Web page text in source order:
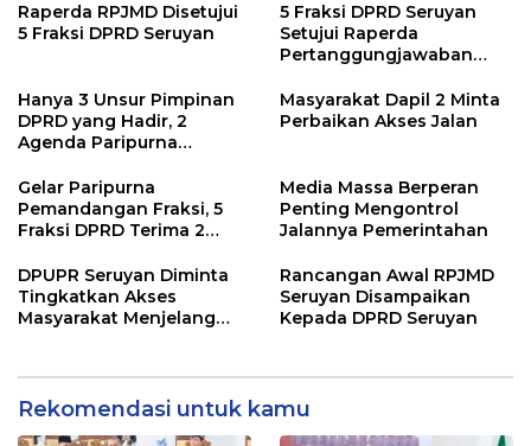
Raperda RPJMD Disetujui
5 Fraksi DPRD Seruyan
5 Fraksi DPRD Seruyan
Setujui Raperda
Pertanggungjawaban
2024
Hanya 3 Unsur Pimpinan
DPRD yang Hadir, 2
Agenda Paripurna
Masyarakat Dapil 2 Minta
Perbaikan Akses Jalan
Gelar Paripurna
Pemandangan Fraksi, 5
Fraksi DPRD Terima 2
Media Massa Berperan
Penting Mengontrol
Jalannya Pemerintahan
DPUPR Seruyan Diminta
Tingkatkan Akses
Masyarakat Menjelang
Rancangan Awal RPJMD
Seruyan Disampaikan
Kepada DPRD Seruyan
Rekomendasi untuk kamu